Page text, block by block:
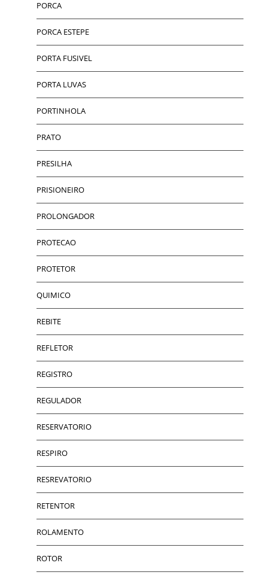
PORCA
PORCA ESTEPE
PORTA FUSIVEL
PORTA LUVAS
PORTINHOLA
PRATO
PRESILHA
PRISIONEIRO
PROLONGADOR
PROTECAO
PROTETOR
QUIMICO
REBITE
REFLETOR
REGISTRO
REGULADOR
RESERVATORIO
RESPIRO
RESREVATORIO
RETENTOR
ROLAMENTO
ROTOR